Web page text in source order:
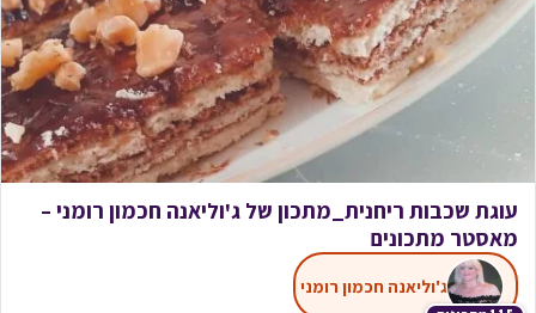
עוגת שכבות ריחנית_מתכון של ג'וליאנה חכמון רומני –
מאסטר מתכונים
ג'וליאנה חכמון רומני